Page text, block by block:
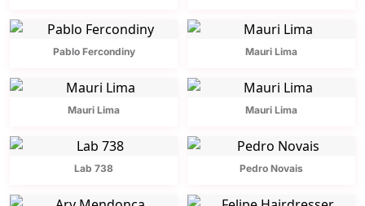
Pablo Fercondiny Mauri Lima
Mauri Lima Mauri Lima
Lab 738 Pedro Novais